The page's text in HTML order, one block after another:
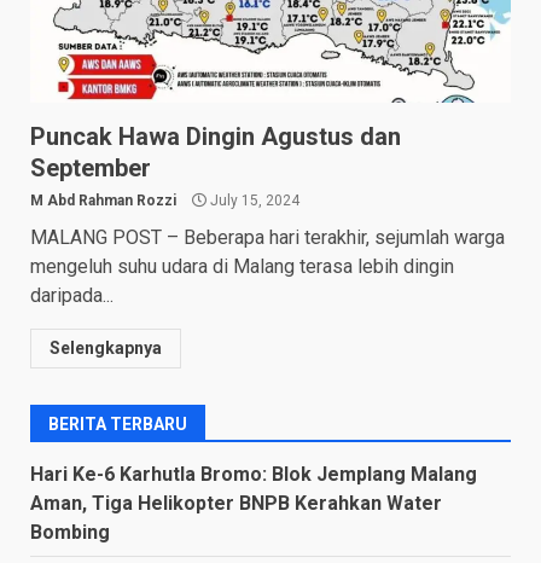
Puncak Hawa Dingin Agustus dan
September
M Abd Rahman Rozzi July 15, 2024
MALANG POST – Beberapa hari terakhir, sejumlah warga
mengeluh suhu udara di Malang terasa lebih dingin
daripada...
Selengkapnya
BERITA TERBARU
Hari Ke-6 Karhutla Bromo: Blok Jemplang Malang
Aman, Tiga Helikopter BNPB Kerahkan Water
Bombing